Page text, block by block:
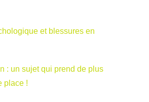
et blessures en
: un sujet qui prend de plus
place !